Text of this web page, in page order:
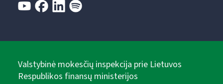
Valstybinė mokesčių inspekcija prie Lietuvos
Respublikos finansų ministerijos